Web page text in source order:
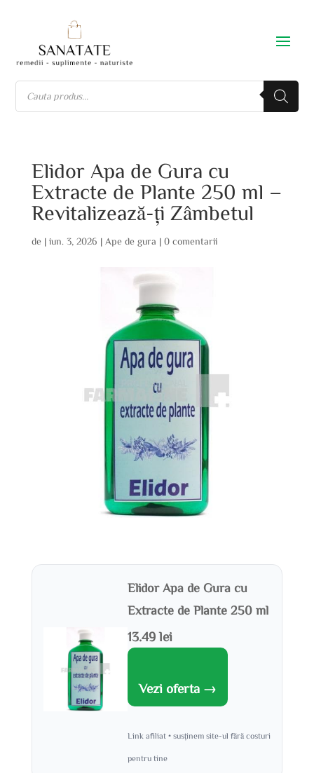
Elidor Apa de Gura cu
Extracte de Plante 250 ml –
Revitalizează-ți Zâmbetul
de | iun. 3, 2026 | Ape de gura | 0 comentarii
Elidor Apa de Gura cu
Extracte de Plante 250 ml
13.49 lei
Vezi oferta →
Link afiliat • susținem site-ul fără costuri
pentru tine